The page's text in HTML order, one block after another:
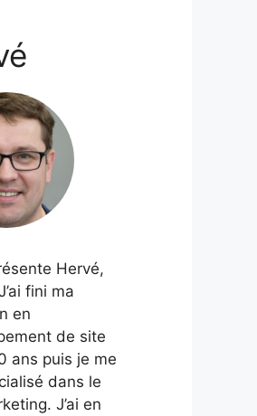
Hervé,
fini ma
en
de site
ans puis je me
dans le
J’ai en